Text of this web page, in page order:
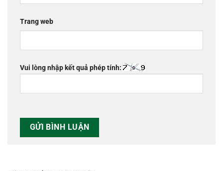
Trang web
Vui lòng nhập kết quả phép tính: